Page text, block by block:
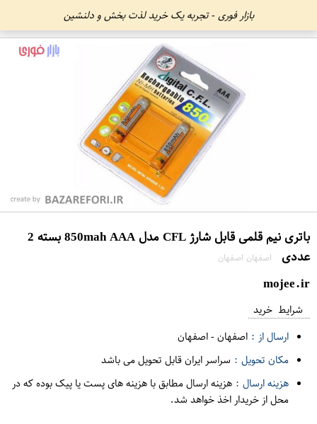
بازار فوری - تجربه یک خرید لذت بخش و دلنشین
باتری نیم قلمی قابل شارژ CFL مدل 850mah AAA بسته 2
عددی
اصفهان اصفهان
mojee.ir
شرایط خرید
ارسال از : اصفهان-اصفهان
مکان تحویل : سراسر ایران قابل تحویل می باشد
هزینه ارسال : هزینه ارسال مطابق با هزینه های پست یا پیک بوده که در
محل از خریدار اخذ خواهد شد.